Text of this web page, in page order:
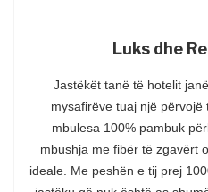
Luks dhe
Jastëkët tanë të hotelit
mysafirëve tuaj një
mbulesa 100% pambuk
mbushja me fibër të zgavërt
ideale. Me peshën e tij prej